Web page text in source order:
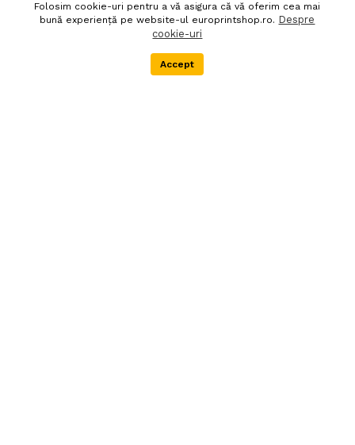
Categorii
Politica de returnare
Politica de confidentialitate
Contact
Despre noi
Folosim cookie-uri pentru a vă asigura că vă oferim cea mai
bună experiență pe website-ul europrintshop.ro. Despre
cookie-uri
Accept